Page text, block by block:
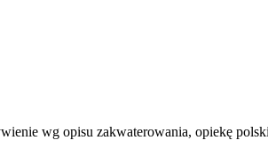
wg opisu zakwaterowania, opiekę